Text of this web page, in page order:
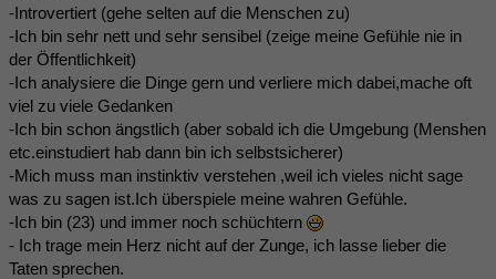
-Introvertiert (gehe selten auf die Menschen zu)
-Ich bin sehr nett und sehr sensibel (zeige meine Gefühle nie in
der Öffentlichkeit)
-Ich analysiere die Dinge gern und verliere mich dabei,mache oft
viel zu viele Gedanken
-Ich bin schon ängstlich (aber sobald ich die Umgebung (Menshen
etc.einstudiert hab dann bin ich selbstsicherer)
-Mich muss man instinktiv verstehen ,weil ich vieles nicht sage
was zu sagen ist.Ich überspiele meine wahren Gefühle.
-Ich bin (23) und immer noch schüchtern
- Ich trage mein Herz nicht auf der Zunge, ich lasse lieber die
Taten sprechen.